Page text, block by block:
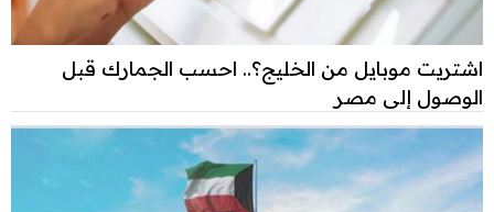
اشتريت موبايل من الخليج؟.. احسب الجمارك قبل
الوصول إلى مصر